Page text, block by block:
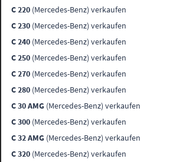
C 220 (Mercedes-Benz) verkaufen
C 230 (Mercedes-Benz) verkaufen
C 240 (Mercedes-Benz) verkaufen
C 250 (Mercedes-Benz) verkaufen
C 270 (Mercedes-Benz) verkaufen
C 280 (Mercedes-Benz) verkaufen
C 30 AMG (Mercedes-Benz) verkaufen
C 300 (Mercedes-Benz) verkaufen
C 32 AMG (Mercedes-Benz) verkaufen
C 320 (Mercedes-Benz) verkaufen